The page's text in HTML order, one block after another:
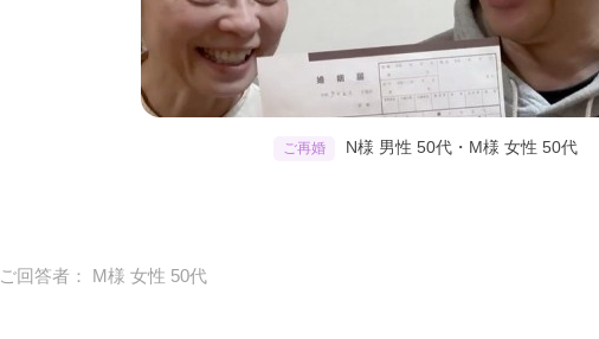
ご再婚 N様 男性 50代・M様 女性 50代
ご回答者： M様 女性 50代